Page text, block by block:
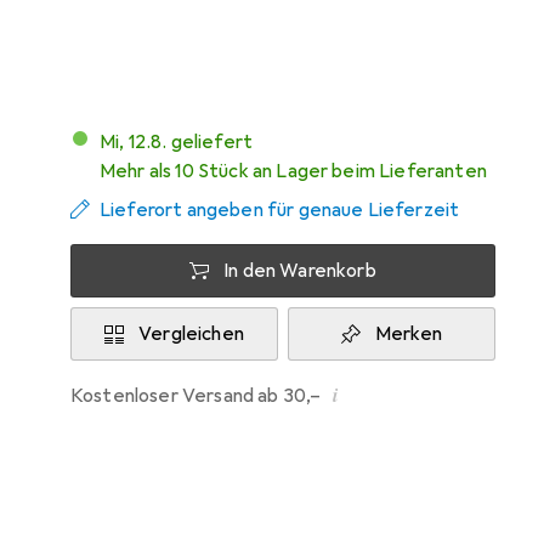
Mi, 12.8. geliefert
Mehr als 10 Stück an Lager beim Lieferanten
Lieferort angeben für genaue Lieferzeit
In den Warenkorb
Vergleichen Merken
Kostenloser Versand ab 30,– i